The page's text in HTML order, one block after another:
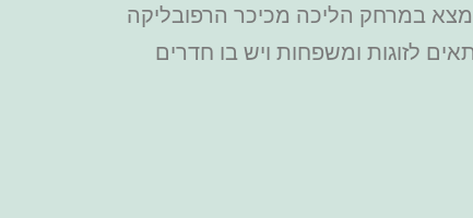
וחדרים פשוטים. נמצא במרחק הליכה מכיכר הרפובליקה
של 10 דקות הליכה משם. המלון מתאים לזוגות ומשפחות ויש בו חדרים